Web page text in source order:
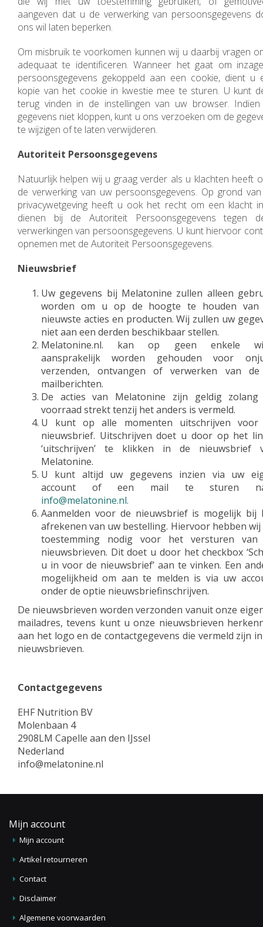
aangeven dat u de verwerking van persoonsgegevens
ons wil laten beperken.
Om misbruik te voorkomen kunnen wij u daarbij vragen
adequaat te identificeren. Wanneer het gaat om
persoonsgegevens gekoppeld aan een cookie, dient u
kopie van het cookie in kwestie mee te sturen. U kunt
terug vinden in de instellingen van uw browser.
gegevens niet kloppen, kunt u ons verzoeken om de
te wijzigen of te laten verwijderen.
Autoriteit Persoonsgegevens
Natuurlijk helpen wij u graag verder als u klachten heeft
de verwerking van uw persoonsgegevens. Op grond
privacywetgeving heeft u ook het recht om een klacht
dienen bij de Autoriteit Persoonsgegevens tegen
verwerkingen van persoonsgegevens. U kunt hiervoor
opnemen met de Autoriteit Persoonsgegevens.
Nieuwsbrief
Uw gegevens bij Melatonine zullen alleen
worden om u op de hoogte te houden van
nieuwste acties en producten. Wij zullen uw
niet aan een derden beschikbaar stellen.
Melatonine.nl. kan op geen enkele
aansprakelijk worden gehouden voor
verzenden, ontvangen of verwerken van
mailberichten.
De acties van Melatonine zijn geldig zolang
voorraad strekt tenzij het anders is vermeld.
U kunt op alle momenten uitschrijven voor
nieuwsbrief. Uitschrijven doet u door op het
‘uitschrijven’ te klikken in de nieuwsbrief
Melatonine.
U kunt altijd uw gegevens inzien via uw
account of een mail te sturen
info@melatonine.nl.
Aanmelden voor de nieuwsbrief is mogelijk bij
afrekenen van uw bestelling. Hiervoor hebben wij
toestemming nodig voor het versturen van
nieuwsbrieven. Dit doet u door het checkbox
u in voor de nieuwsbrief’ aan te vinken. Een
mogelijkheid om aan te melden is via uw
onder de optie nieuwsbriefinschrijven.
De nieuwsbrieven worden verzonden vanuit onze
mailadres, tevens kunt u onze nieuwsbrieven
aan het logo en de contactgegevens die vermeld zijn
nieuwsbrieven.
Contactgegevens
EHF Nutrition BV
Molenbaan 4
2908LM Capelle aan den IJssel
Nederland
info@melatonine.nl
Mijn account
Mijn account
Artikel retourneren
Contact
Disclaimer
Algemene voorwaarden